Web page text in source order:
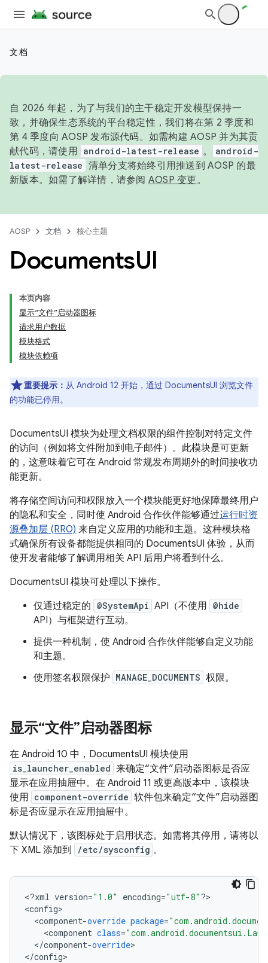
文档
自 2026 年起，为了与我们的主干稳定开发模型保持一
致，并确保生态系统的平台稳定性，我们将在第 2 季度和
第 4 季度向 AOSP 发布源代码。如需构建 AOSP 并为其贡
献代码，请使用 android-latest-release 。
android-
latest-release 清单分支将始终引用推送到 AOSP 的最
新版本。如需了解详情，请参阅 AOSP 变更。
AOSP 文档 核心主题
DocumentsUI
本页内容
显示“文件”启动器图标
请求用户数据
模块格式
模块依赖项
重要提示： 从 Android 12 开始，通过 DocumentsUI 浏览文件
的功能已停用。
DocumentsUI 模块为处理文档权限的组件控制对特定文件
的访问（例如将文件附加到电子邮件）。此模块是可更新
的，这意味着它可在 Android 常规发布周期外的时间接收功
能更新。
将存储空间访问和权限放入一个模块能更好地保障最终用户
的隐私和安全，同时使 Android 合作伙伴能够通过运行时资
源叠加层 (RRO) 来自定义应用的功能和主题。这种模块格
式确保所有设备都能提供相同的 DocumentsUI 体验，从而
使开发者能够了解调用相关 API 后用户将看到什么。
DocumentsUI 模块可处理以下操作。
仅通过稳定的 @SystemApi API（不使用 @hide
API）与框架进行互动。
提供一种机制，使 Android 合作伙伴能够自定义功能
和主题。
使用签名权限保护 MANAGE_DOCUMENTS 权限。
显示“文件”启动器图标
在 Android 10 中，DocumentsUI 模块使用
is_launcher_enabled 来确定“文件”启动器图标是否应
显示在应用抽屉中。在 Android 11 或更高版本中，该模块
使用 component-override 软件包来确定“文件”启动器图
标是否应显示在应用抽屉中。
默认情况下，该图标处于启用状态。如需将其停用，请将以
下 XML 添加到
/etc/sysconfig 。
<?xml version="1.0" encoding="utf-8" ?>
<config
<component-override package=
<component class=
</component-override>
</config